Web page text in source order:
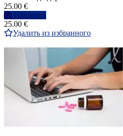
25.00 €
Написать
25.00 €
Удалить из избранного